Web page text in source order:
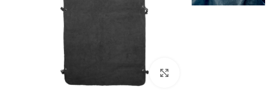
بزرگنمایی تصویر